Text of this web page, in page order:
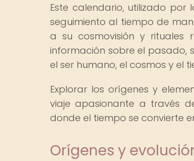
Este calendario, utilizado
seguimiento al tiempo de
a su cosmovisión y rituales
información sobre el pasado,
el ser humano, el cosmos y el
Explorar los orígenes y
viaje apasionante a través
donde el tiempo se convierte
Orígenes y